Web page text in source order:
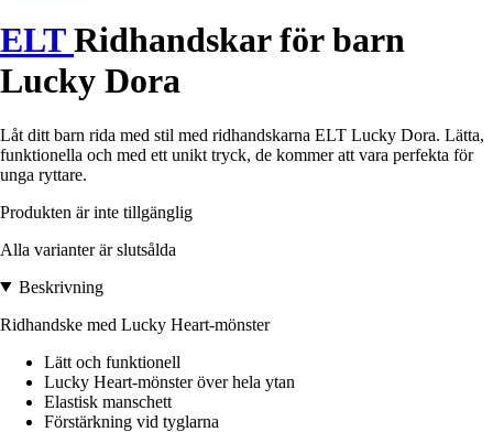
ELTRidhandskar för barn
Lucky Dora
Låt ditt barn rida med stil med ridhandskarna ELT Lucky Dora. Lätta,
funktionella och med ett unikt tryck, de kommer att vara perfekta för
unga ryttare.
Produkten är inte tillgänglig
Alla varianter är slutsålda
Beskrivning
Ridhandske med Lucky Heart-mönster
Lätt och funktionell
Lucky Heart-mönster över hela ytan
Elastisk manschett
Förstärkning vid tyglarna